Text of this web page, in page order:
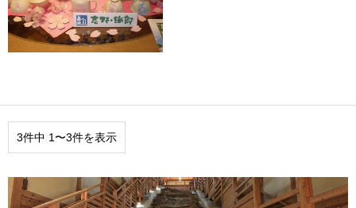
3件中 1〜3件を表示